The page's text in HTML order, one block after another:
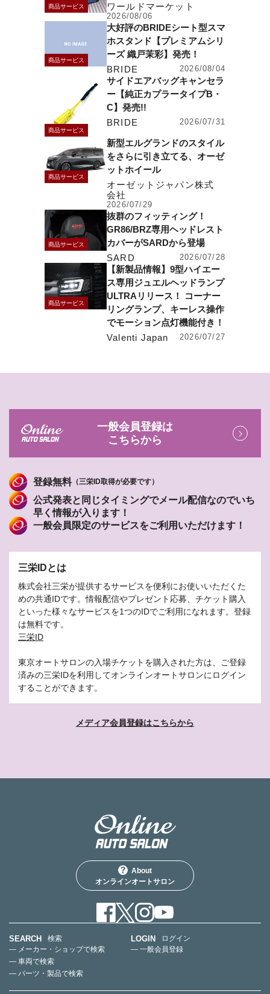
商品サービス
ワールドマーケット
2026/08/06
商品サービス
大好評のBRIDEシート型スマ
ホスタンド【プレミアムシリ
ーズ 織戸茉彩】発売！
BRIDE
2026/08/04
商品サービス
サイドエアバッグキャンセラ
ー【純正カプラータイプB・
C】発売!!
BRIDE
2026/07/31
商品サービス
新型エルグランドのスタイル
をさらに引き立てる、オーゼ
ットホイール
オーゼットジャパン株式
会社
2026/07/29
商品サービス
抜群のフィッティング！
GR86/BRZ専用ヘッドレスト
カバーがSARDから登場
SARD
2026/07/28
商品サービス
【新製品情報】9型ハイエー
ス専用ジュエルヘッドランプ
ULTRAリリース！ コーナー
リングランプ、キーレス操作
でモーション点灯機能付き！
Valenti Japan
2026/07/27
一般会員登録は
こちらから
登録無料（三栄ID取得が必要です）
公式発表と同じタイミングでメール配信なのでいち
早く情報が入ります！
一般会員限定のサービスをご利用いただけます！
三栄IDとは
株式会社三栄が提供するサービスを便利にお使いいただくた
めの共通IDです。情報配信やプレゼント応募、チケット購入
といった様々なサービスを1つのIDでご利用になれます。登録
は無料です。
三栄ID
東京オートサロンの入場チケットを購入された方は、ご登録
済みの三栄IDを利用してオンラインオートサロンにログイン
することができます。
メディア会員登録はこちらから
About
オンラインオートサロン
SEARCH
検索
— メーカー・ショップで検索
— 車両で検索
— パーツ・製品で検索
LOGIN
ログイン
— 一般会員登録